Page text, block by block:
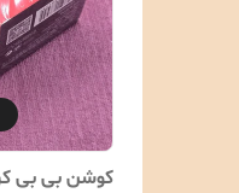
کوشن بی بی